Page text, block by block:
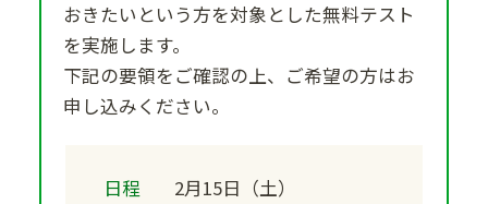
おきたいという方を対象とした無料テスト
を実施します。
下記の要領をご確認の上、ご希望の方はお
申し込みください。
日程
2月15日（土）